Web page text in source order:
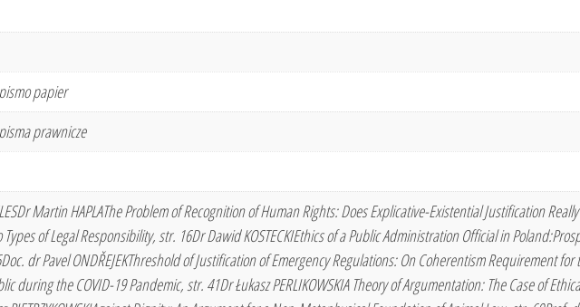
papier
prawnicze
Martin HAPLAThe Problem of Recognition of Human Rights: Does Explicative-Existential Justification
Types of Legal Responsibility, str. 16Dr Dawid KOSTECKIEthics of a Public Administration Official in
dr Pavel ONDŘEJEKThreshold of Justification of Emergency Regulations: On Coherentism Requirement
during the COVID-19 Pandemic, str. 41Dr Łukasz PERLIKOWSKIA Theory of Argumentation: The Case of